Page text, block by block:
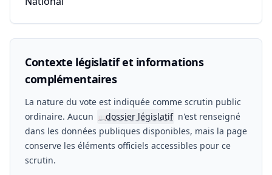
Contexte législatif et informations
complémentaires
La nature du vote est indiquée comme scrutin public
ordinaire. Aucun
📖dossier législatif n'est renseigné
dans les données publiques disponibles, mais la page
conserve les éléments officiels accessibles pour ce
scrutin.